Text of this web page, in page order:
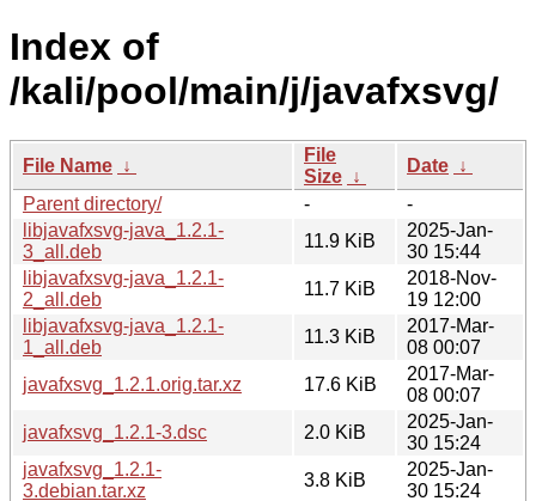
Index of
/kali/pool/main/j/javafxsvg/
File Name ↓
File
Size ↓
Date ↓
Parent directory/
-
-
libjavafxsvg-java_1.2.1-
3_all.deb
11.9 KiB
2025-Jan-
30 15:44
libjavafxsvg-java_1.2.1-
2_all.deb
11.7 KiB
2018-Nov-
19 12:00
libjavafxsvg-java_1.2.1-
1_all.deb
11.3 KiB
2017-Mar-
08 00:07
javafxsvg_1.2.1.orig.tar.xz
17.6 KiB
2017-Mar-
08 00:07
javafxsvg_1.2.1-3.dsc
2.0 KiB
2025-Jan-
30 15:24
javafxsvg_1.2.1-
3.debian.tar.xz
3.8 KiB
2025-Jan-
30 15:24